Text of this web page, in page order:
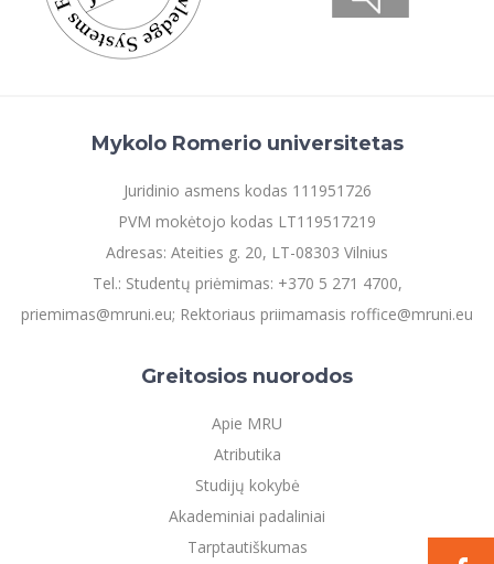
Mykolo Romerio universitetas
Juridinio asmens kodas 111951726
PVM mokėtojo kodas LT119517219
Adresas: Ateities g. 20, LT-08303 Vilnius
Tel.: Studentų priėmimas: +370 5 271 4700,
priemimas@mruni.eu; Rektoriaus priimamasis roffice@mruni.eu
Greitosios nuorodos
Apie MRU
Atributika
Studijų kokybė
Akademiniai padaliniai
Tarptautiškumas